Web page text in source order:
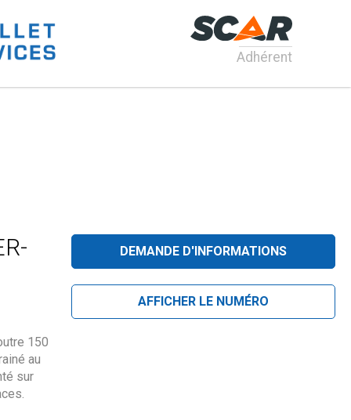
Adhérent
150
au
sur
DEMANDE D'INFORMATIONS
AFFICHER LE NUMÉRO